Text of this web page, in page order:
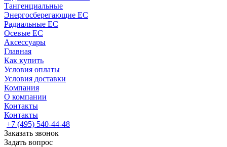
Тангенциальные
Энергосберегающие EC
Радиальные EC
Осевые EC
Аксессуары
Главная
Как купить
Условия оплаты
Условия доставки
Компания
О компании
Контакты
Контакты
+7 (495) 540-44-48
Заказать звонок
Задать вопрос